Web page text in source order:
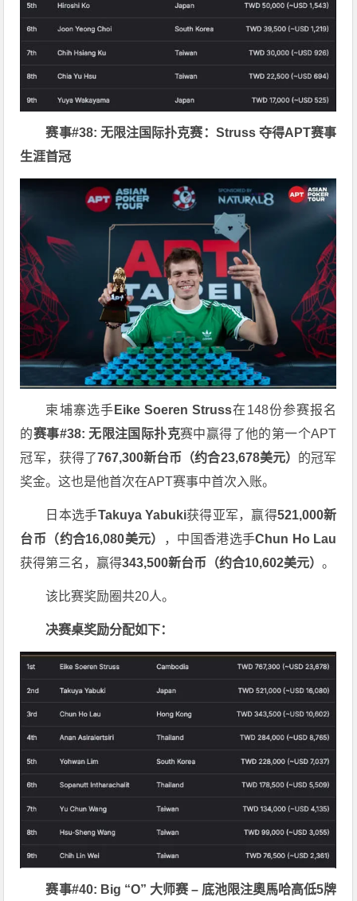
赛事#38: 无限注国际扑克赛：Struss 夺得APT赛事
生涯首冠
柬埔寨选手 Eike Soeren Struss在148份参赛报名
的赛事#38: 无限注国际扑克赛中赢得了他的第一个APT
冠军，获得了767,300新台币（约合23,678美元） 的冠军
奖金。这也是他首次在APT赛事中首次入账。
日本选手Takuya Yabuki获得亚军，赢得521,000新
台币（约合16,080美元）
，中国香港选手Chun Ho Lau
获得第三名，赢得343,500新台币（约合10,602美元）。
该比赛奖励圈共20人。
决赛桌奖励分配如下：
赛事#40: Big “O” 大师赛 – 底池限注奧馬哈高低5牌